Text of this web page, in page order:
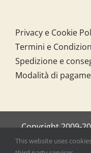
Privacy e Cookie
Termini e
Spedizione e
Modalità di
Copyright 2009-
This website uses